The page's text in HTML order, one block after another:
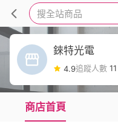
搜全站商品
錸特光電
4.9追蹤人數 11
商店首頁